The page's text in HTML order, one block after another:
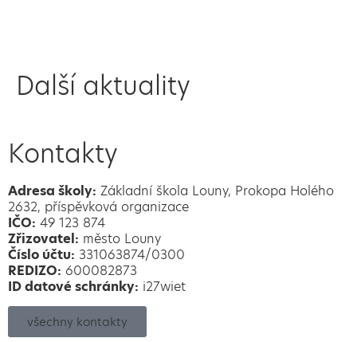
Další aktuality
Kontakty
Adresa školy: Základní škola Louny, Prokopa Holého
2632, příspěvková organizace
IČO: 49 123 874
Zřizovatel: město Louny
Číslo účtu: 331063874/0300
REDIZO: 600082873
ID datové schránky: i27wiet
všechny kontakty